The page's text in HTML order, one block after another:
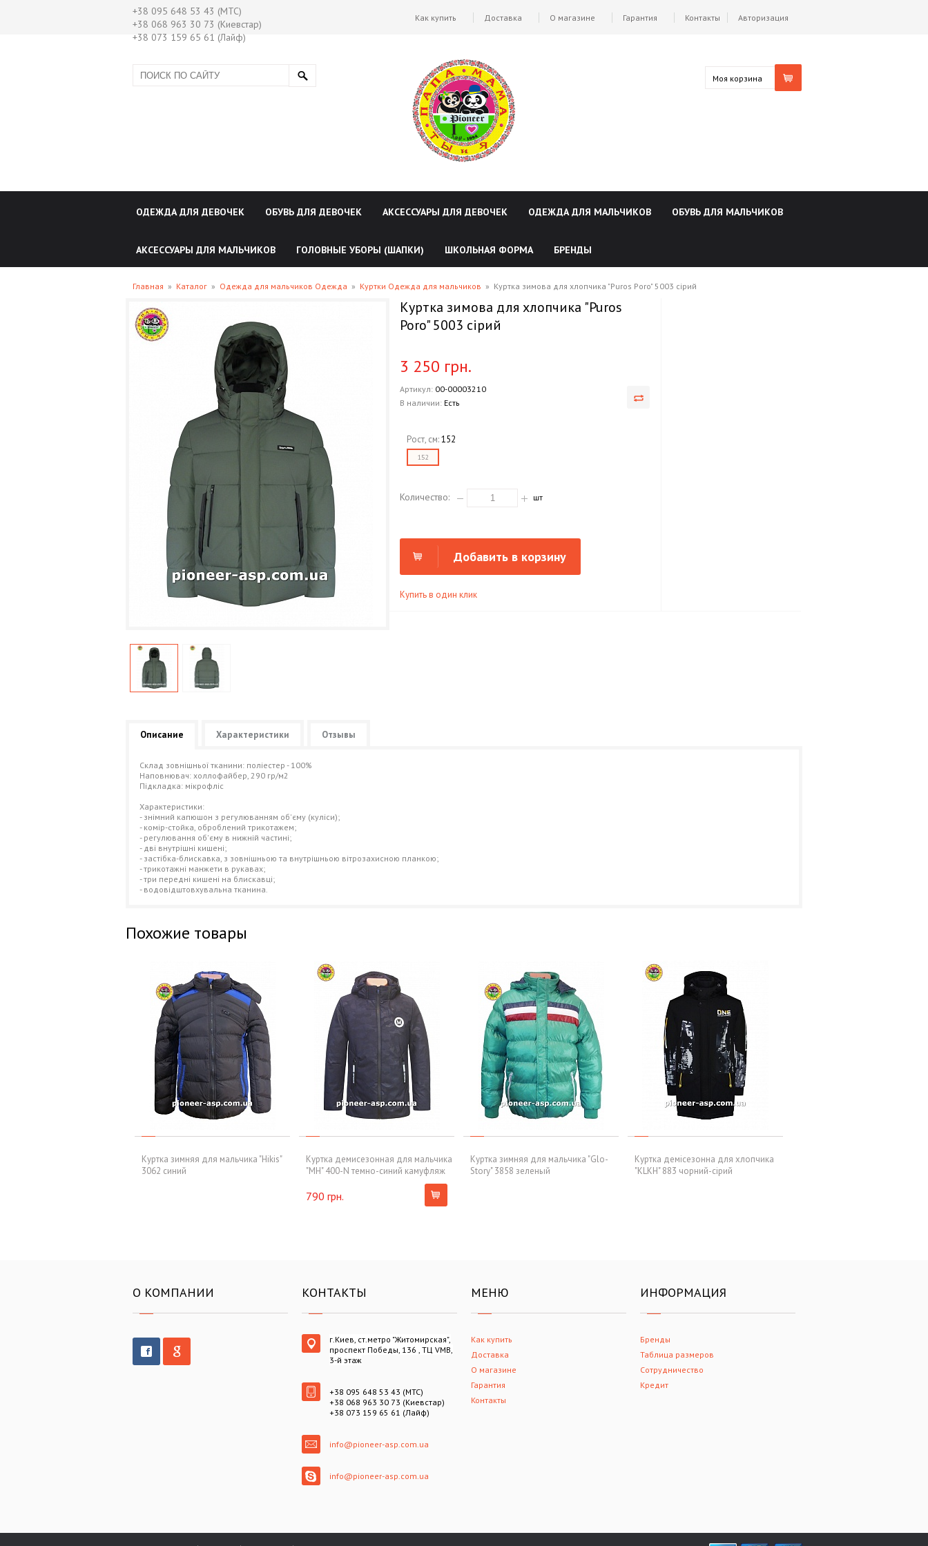
+38 095 648 53 43 (МТС)
+38 068 963 30 73 (Киевстар)
+38 073 159 65 61 (Лайф)
Авторизация
Как купить Доставка О магазине Гарантия Контакты
Моя корзина
ОДЕЖДА ДЛЯ ДЕВОЧЕК ОБУВЬ ДЛЯ ДЕВОЧЕК АКСЕССУАРЫ ДЛЯ ДЕВОЧЕК ОДЕЖДА ДЛЯ МАЛЬЧИКОВ ОБУВЬ ДЛЯ МАЛЬЧИКОВ
АКСЕССУАРЫ ДЛЯ МАЛЬЧИКОВ ГОЛОВНЫЕ УБОРЫ (ШАПКИ) ШКОЛЬНАЯ ФОРМА БРЕНДЫ
Главная » Каталог » Одежда для мальчиков Одежда » Куртки Одежда для мальчиков » Куртка зимова для хлопчика "Puros Poro" 5003 сірий
Куртка зимова для хлопчика "Puros
Poro" 5003 сірий
3 250 грн.
Артикул: 00-00003210
В наличии: Есть
Рост, см:152
152
Количество: шт
Добавить в корзину
Купить в один клик
Описание Характеристики Отзывы
Cклад зовнішньої тканини: поліестер - 100%
Наповнювач: холлофайбер, 290 гр/м2
Підкладка: мікрофліс
Характеристики:
- знімний капюшон з регулюванням об'єму (куліси);
- комір-стойка, оброблений трикотажем;
- регулювання об'єму в нижній частині;
- дві внутрішні кишені;
- застібка-блискавка, з зовнішньою та внутрішньою вітрозахисною планкою;
- трикотажні манжети в рукавах;
- три передні кишені на блискавці;
- водовідштовхувальна тканина.
Похожие товары
Куртка зимняя для мальчика "Hikis"
3062 синий
Куртка демисезонная для мальчика
"MH" 400-N темно-синий камуфляж
790 грн.
Куртка зимняя для мальчика "Glo-
Story" 3858 зеленый
Куртка демісезонна для хлопчика
"KLKH" 883 чорний-сірий
О КОМПАНИИ КОНТАКТЫ
г.Киев, ст.метро "Житомирская",
проспект Победы, 136 , ТЦ VMB,
3-й этаж
+38 095 648 53 43 (МТС)
+38 068 963 30 73 (Киевстар)
+38 073 159 65 61 (Лайф)
info@pioneer-asp.com.ua
info@pioneer-asp.com.ua
МЕНЮ
Как купить
Доставка
О магазине
Гарантия
Контакты
ИНФОРМАЦИЯ
Бренды
Таблица размеров
Сотрудничество
Кредит